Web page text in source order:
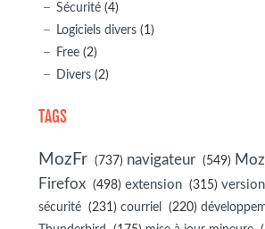
Sécurité (4)
Logiciels divers (1)
Free (2)
Divers (2)
TAGS
MozFr (737) navigateur (549)
Firefox (498) extension (315)
sécurité (231) courriel (220)